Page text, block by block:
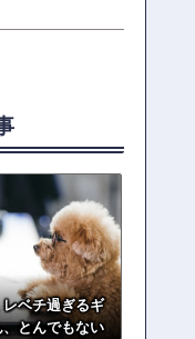
ベチ過ぎるギ
とんでもない